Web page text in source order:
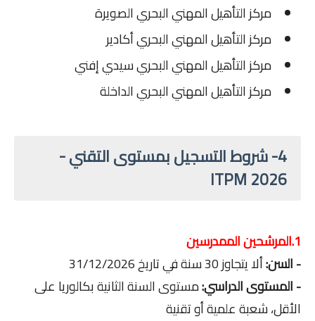
مركز التأهيل المهني البحري الصويرة
مركز التأهيل المهني البحري أكادير
مركز التأهيل المهني البحري سيدي إفني
مركز التأهيل المهني البحري الداخلة
4- شروط التسجيل بمستوى التقني -
ITPM 2026
1.المرشحين الممدرسين
- السن:ألا يتجاوز 30 سنة في تاريخ 31/12/2026
- المستوى الدراسي:مستوى السنة الثانية بكالوريا على
الأقل، شعبة علمية أو تقنية